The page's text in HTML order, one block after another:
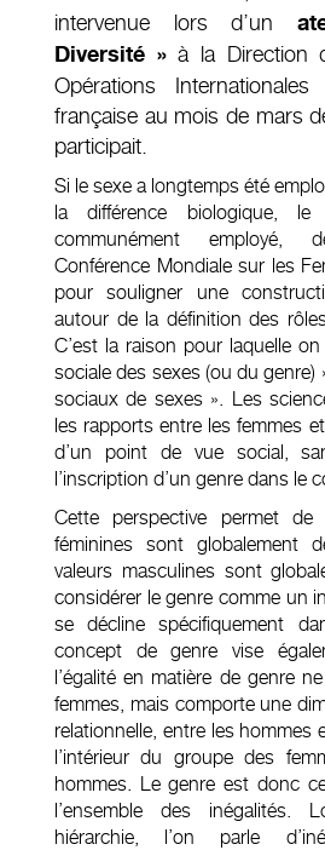
intervenue lors d’un
Diversité »à la Direction
Opérations
française au mois de mars
participait.
Si le sexe a longtemps été
la différence biologique,
communément employé,
Conférence Mondiale sur les
pour souligner une
autour de la définition des
C’est la raison pour laquelle
sociale des sexes (ou du genre)
sociaux de sexes ». Les
les rapports entre les femmes
d’un point de vue social,
l’inscription d’un genre dans le
Cette perspective permet
féminines sont globalement
valeurs masculines sont
considérer le genre comme un
se décline spécifiquement
concept de genre vise
l’égalité en matière de genre
femmes, mais comporte une
relationnelle, entre les hommes
l’intérieur du groupe des
hommes. Le genre est donc
l’ensemble des inégalités.
hiérarchie, l’on parle